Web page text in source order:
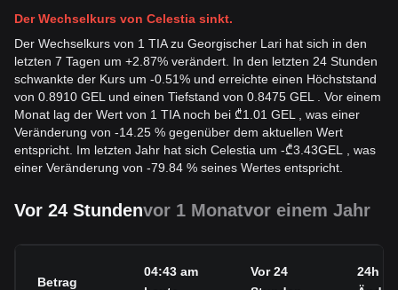
Der Wechselkurs von Celestia sinkt.
Der Wechselkurs von 1 TIA zu Georgischer Lari hat sich in den
letzten 7 Tagen um +2.87% verändert. In den letzten 24 Stunden
schwankte der Kurs um -0.51% und erreichte einen Höchststand
von 0.8910 GEL und einen Tiefstand von 0.8475 GEL . Vor einem
Monat lag der Wert von 1 TIA noch bei ₾1.01 GEL , was einer
Veränderung von -14.25 % gegenüber dem aktuellen Wert
entspricht. Im letzten Jahr hat sich Celestia um -₾3.43GEL
, was
einer Veränderung von -79.84 % seines Wertes entspricht.
Vor 24 Stundenvor 1 Monatvor einem Jahr
Betrag
04:43 am
Vor 24
24h